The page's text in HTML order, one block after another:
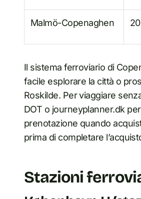
Malmö-Copenaghen
Il sistema ferroviario di
facile esplorare la città o
Roskilde. Per viaggiare
DOT o journeyplanner.dk
prenotazione quando
prima di completare
Stazioni